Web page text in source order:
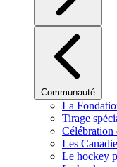
Communauté
La
Tirage
Célébration
Les
Le hockey